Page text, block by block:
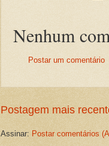
Nenhum
Postar um comentário
Postagem mais
Assinar: Postar comentários